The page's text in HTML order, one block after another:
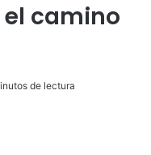
camino
de lectura